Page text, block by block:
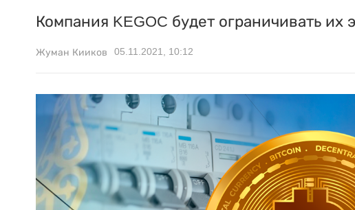
Компания KEGOC будет ограничивать их
Жуман Кииков 05.11.2021, 10:12